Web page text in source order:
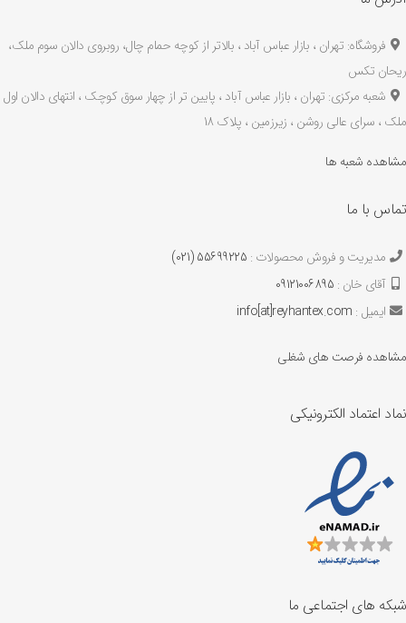
کاربرد: مناسب کارهای نیمه مجلسی،
ماکسی، دامن، مانتو، پیراهن زنانه،
شومیزی، سارافون، بلوز، تونیک، تاپ
مجلسی، تیشرت دخترانه و زنانه، خرجکار
چروک پذیری و آبرفت: ندارد
کاربرد: جهت تولید انواع پوشاک مجلس،
مانتو، کت، و...
فروشگاه: تهران ، بازار عباس آباد ، بالاتر از کوچه حمام چال، روبروی دالان سوم ملک،
ریحان تکس
شعبه مرکزی: تهران ، بازار عباس آباد ، پایین تر از چهار سوق کوچک ، انتهای دالان اول
ملک ، سرای عالی روشن ، زیرزمین ، پلاک 18
مشاهده شعبه ها
تماس با ما
مدیریت و فروش محصولات : 55699225 (021)
آقای خان : 09121006895
ایمیل : info[at]reyhantex.com
مشاهده فرصت های شغلی
شبکه های اجتماعی ما
نماد اعتماد الکترونیکی